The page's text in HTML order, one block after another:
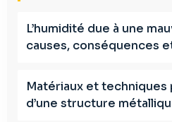
v
g
L’humidité due à une
causes, conséquences
Matériaux et
d’une structure